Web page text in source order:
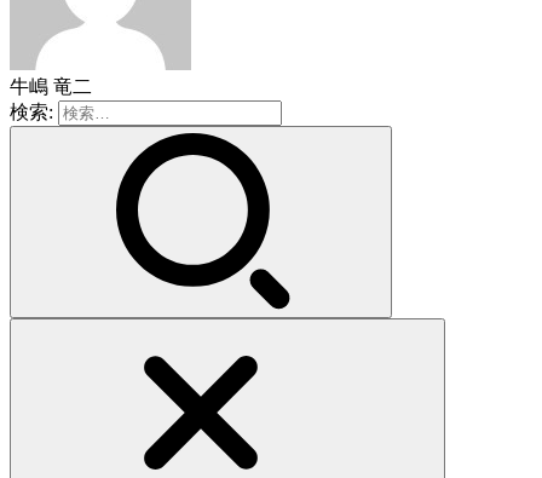
牛嶋 竜二
検索: